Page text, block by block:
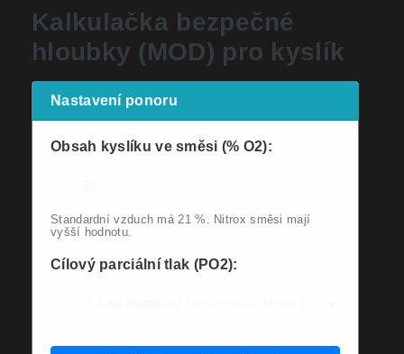
Kalkulačka bezpečné
hloubky (MOD) pro kyslík
Nastavení ponoru
Obsah kyslíku ve směsi (% O2):
Standardní vzduch má 21 %. Nitrox směsi mají
vyšší hodnotu.
Cílový parciální tlak (PO2):